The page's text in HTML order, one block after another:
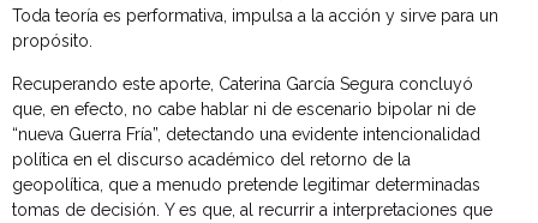
Toda teoría es performativa, impulsa a la acción y sirve para un
propósito.
Recuperando este aporte, Caterina García Segura concluyó
que, en efecto, no cabe hablar ni de escenario bipolar ni de
“nueva Guerra Fría”, detectando una evidente intencionalidad
política en el discurso académico del retorno de la
geopolítica, que a menudo pretende legitimar determinadas
tomas de decisión. Y es que, al recurrir a interpretaciones que